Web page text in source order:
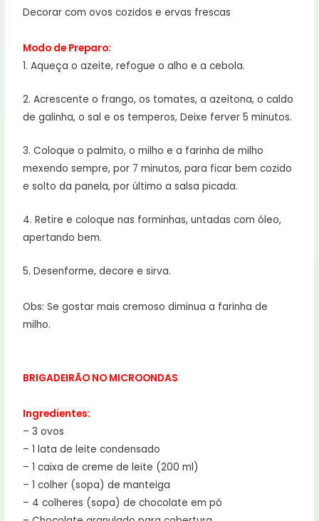
Decorar com ovos cozidos e ervas frescas
Modo de Preparo:
1. Aqueça o azeite, refogue o alho e a cebola.
2. Acrescente o frango, os tomates, a azeitona, o caldo
de galinha, o sal e os temperos, Deixe ferver 5 minutos.
3. Coloque o palmito, o milho e a farinha de milho
mexendo sempre, por 7 minutos, para ficar bem cozido
e solto da panela, por último a salsa picada.
4. Retire e coloque nas forminhas, untadas com óleo,
apertando bem.
5. Desenforme, decore e sirva.
Obs: Se gostar mais cremoso diminua a farinha de
milho.
BRIGADEIRÃO NO MICROONDAS
Ingredientes:
– 3 ovos
– 1 lata de leite condensado
– 1 caixa de creme de leite (200 ml)
– 1 colher (sopa) de manteiga
– 4 colheres (sopa) de chocolate em pó